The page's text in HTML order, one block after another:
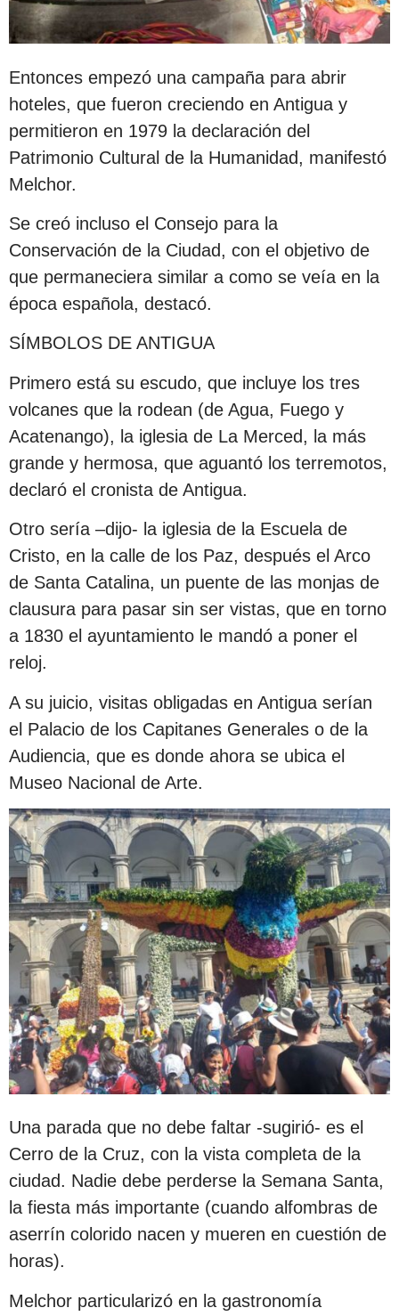
Entonces empezó una campaña para abrir
hoteles, que fueron creciendo en Antigua y
permitieron en 1979 la declaración del
Patrimonio Cultural de la Humanidad, manifestó
Melchor.
Se creó incluso el Consejo para la
Conservación de la Ciudad, con el objetivo de
que permaneciera similar a como se veía en la
época española, destacó.
SÍMBOLOS DE ANTIGUA
Primero está su escudo, que incluye los tres
volcanes que la rodean (de Agua, Fuego y
Acatenango), la iglesia de La Merced, la más
grande y hermosa, que aguantó los terremotos,
declaró el cronista de Antigua.
Otro sería –dijo- la iglesia de la Escuela de
Cristo, en la calle de los Paz, después el Arco
de Santa Catalina, un puente de las monjas de
clausura para pasar sin ser vistas, que en torno
a 1830 el ayuntamiento le mandó a poner el
reloj.
A su juicio, visitas obligadas en Antigua serían
el Palacio de los Capitanes Generales o de la
Audiencia, que es donde ahora se ubica el
Museo Nacional de Arte.
Una parada que no debe faltar -sugirió- es el
Cerro de la Cruz, con la vista completa de la
ciudad. Nadie debe perderse la Semana Santa,
la fiesta más importante (cuando alfombras de
aserrín colorido nacen y mueren en cuestión de
horas).
Melchor particularizó en la gastronomía